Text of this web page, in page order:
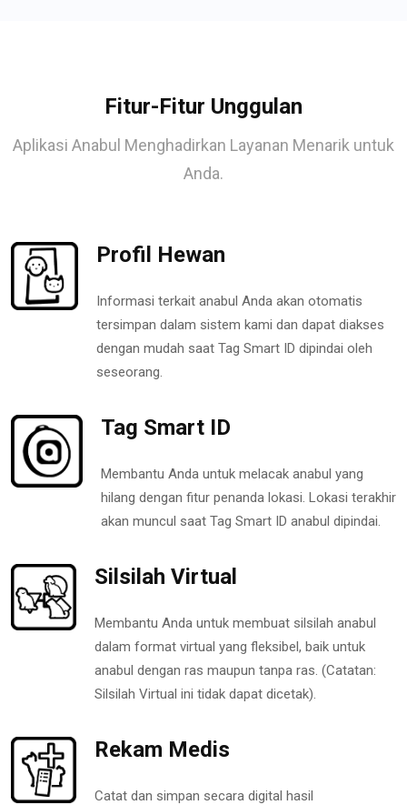
Fitur-Fitur Unggulan
Aplikasi Anabul Menghadirkan Layanan Menarik untuk
Anda.
Profil Hewan
Informasi terkait anabul Anda akan otomatis
tersimpan dalam sistem kami dan dapat diakses
dengan mudah saat Tag Smart ID dipindai oleh
seseorang.
Tag Smart ID
Membantu Anda untuk melacak anabul yang
hilang dengan fitur penanda lokasi. Lokasi terakhir
akan muncul saat Tag Smart ID anabul dipindai.
Silsilah Virtual
Membantu Anda untuk membuat silsilah anabul
dalam format virtual yang fleksibel, baik untuk
anabul dengan ras maupun tanpa ras. (Catatan:
Silsilah Virtual ini tidak dapat dicetak).
Rekam Medis
Catat dan simpan secara digital hasil